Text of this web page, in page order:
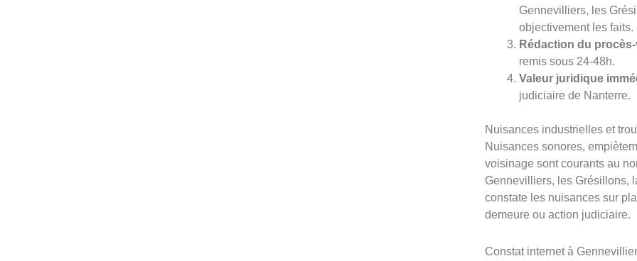
Gennevilliers, les
objectivement les faits.
Rédaction du
remis sous 24-48h.
Valeur juridique
judiciaire de Nanterre.
Nuisances industrielles et
Nuisances sonores,
voisinage sont courants au
Gennevilliers, les Grésillons,
constate les nuisances sur
demeure ou action judiciaire.
Constat internet à